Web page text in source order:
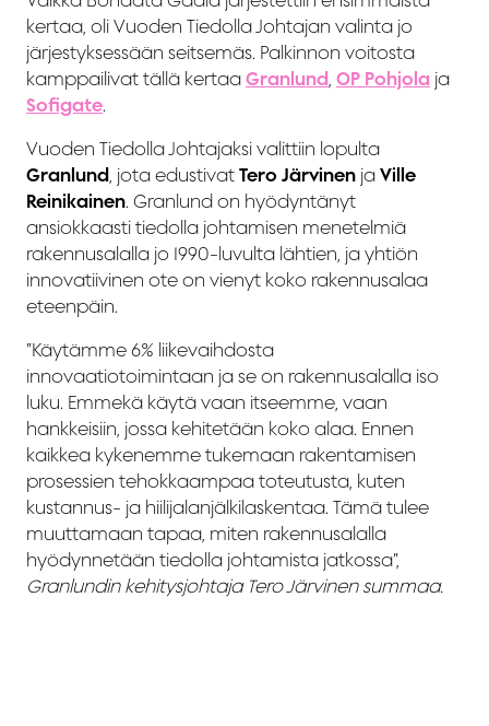
kertaa, oli Vuoden Tiedolla Johtajan valinta jo
järjestyksessään seitsemäs. Palkinnon voitosta
kamppailivat tällä kertaa Granlund, OP Pohjola ja
Sofigate.
Vuoden Tiedolla Johtajaksi valittiin lopulta
Granlund, jota edustivat Tero Järvinen ja Ville
Reinikainen. Granlund on hyödyntänyt
ansiokkaasti tiedolla johtamisen menetelmiä
rakennusalalla jo 1990-luvulta lähtien, ja yhtiön
innovatiivinen ote on vienyt koko rakennusalaa
eteenpäin.
”Käytämme 6% liikevaihdosta
innovaatiotoimintaan ja se on rakennusalalla iso
luku. Emmekä käytä vaan itseemme, vaan
hankkeisiin, jossa kehitetään koko alaa. Ennen
kaikkea kykenemme tukemaan rakentamisen
prosessien tehokkaampaa toteutusta, kuten
kustannus- ja hiilijalanjälkilaskentaa. Tämä tulee
muuttamaan tapaa, miten rakennusalalla
hyödynnetään tiedolla johtamista jatkossa”,
Granlundin kehitysjohtaja Tero Järvinen summaa.